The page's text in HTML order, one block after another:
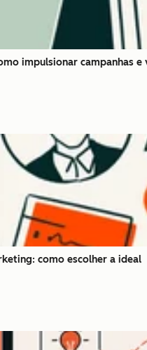
impulsionar campanhas e
como escolher a ideal